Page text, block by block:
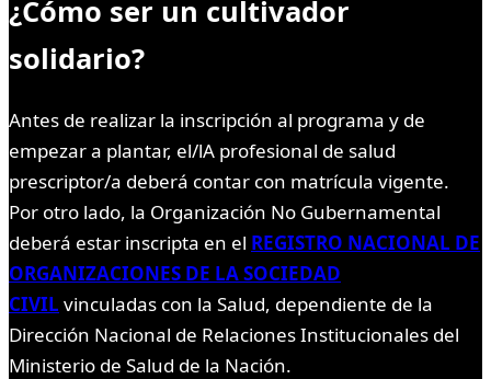
¿Cómo ser un cultivador
solidario?
Antes de realizar la inscripción al programa y de
empezar a plantar, el/lA profesional de salud
prescriptor/a deberá contar con matrícula vigente.
Por otro lado, la Organización No Gubernamental
deberá estar inscripta en el REGISTRO NACIONAL DE
ORGANIZACIONES DE LA SOCIEDAD
CIVIL vinculadas con la Salud, dependiente de la
Dirección Nacional de Relaciones Institucionales del
Ministerio de Salud de la Nación.